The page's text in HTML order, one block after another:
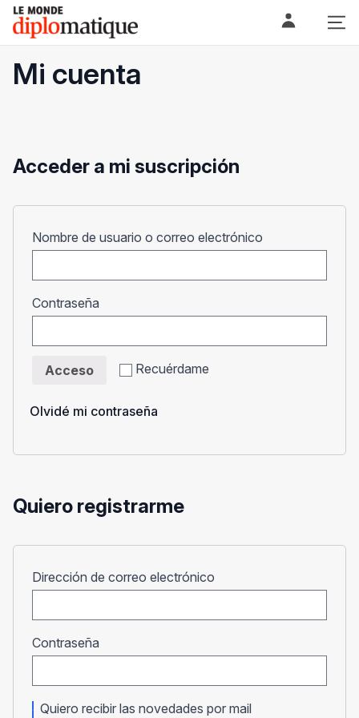
Skip
content
Le monde diplomatique
Mi cuenta
Acceder a mi suscripción
Nombre de usuario o correo electrónico
Contraseña
Recuérdame
Acceso
Olvidé mi contraseña
Quiero registrarme
Dirección de correo electrónico
Contraseña
Quiero recibir las novedades por mail